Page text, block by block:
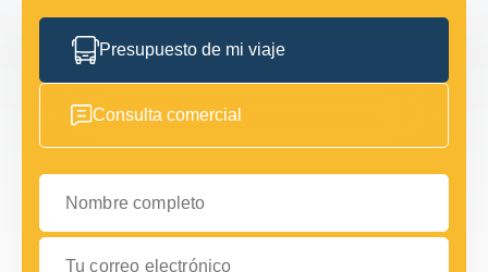
Presupuesto de mi viaje
Consulta comercial
Nombre completo
Tu correo electrónico